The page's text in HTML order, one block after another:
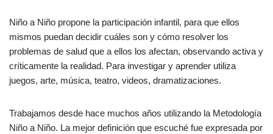
Niño a Niño propone la participación infantil, para que ellos
mismos puedan decidir cuáles son y cómo resolver los
problemas de salud que a ellos los afectan, observando activa y
críticamente la realidad. Para investigar y aprender utiliza
juegos, arte, música, teatro, videos, dramatizaciones.
Trabajamos desde hace muchos años utilizando la Metodología
Niño a Niño. La mejor definición que escuché fue expresada por